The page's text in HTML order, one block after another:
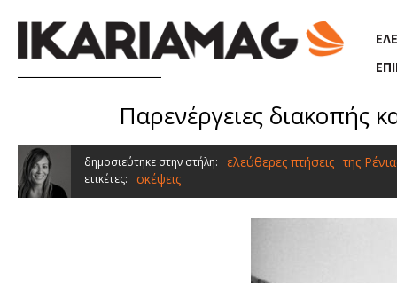
Παρενέργειες διακοπής
δημοσιεύτηκε στην στήλη: ελεύθερες πτήσεις της
ετικέτες: σκέψεις